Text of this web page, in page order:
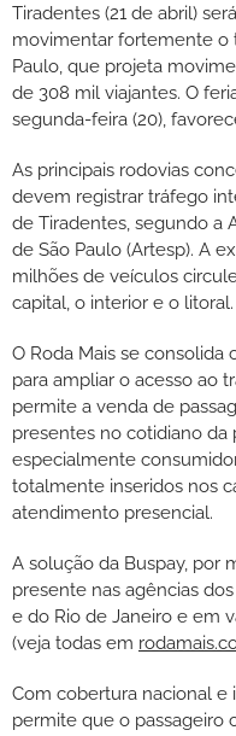
Tiradentes (21 de abril)
movimentar fortemente o
Paulo, que projeta
de 308 mil viajantes. O
segunda-feira (20),
As principais rodovias
devem registrar tráfego
de Tiradentes, segundo a
de São Paulo (Artesp). A
milhões de veículos
capital, o interior e o litoral.
O Roda Mais se consolida
para ampliar o acesso ao
permite a venda de
presentes no cotidiano
especialmente
totalmente inseridos nos
atendimento presencial.
A solução da Buspay, por
presente nas agências
e do Rio de Janeiro e em
(veja todas em
Com cobertura nacional e
permite que o passageiro